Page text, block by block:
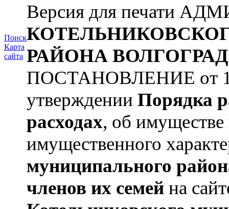
Поиск
Карта
сайта
Версия для печати
РАЙОНА
ПОСТАНОВЛЕНИЕ от
утверждении Порядка
расходах, об имуществе
имущественного
муниципального
членов их семей на